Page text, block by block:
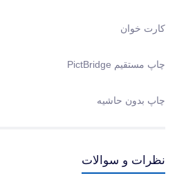
کارت خوان
چاپ مستقیم PictBridge
چاپ بدون حاشیه
نظرات و سوالات